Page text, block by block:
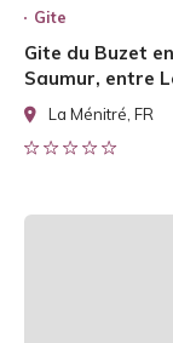
Gite
Gite du Buzet
Saumur, entre
La Ménitré, FR